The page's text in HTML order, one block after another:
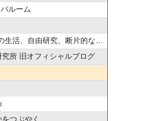
ルーム
、自由研究、断片的な思考の記録
所 旧オフィシャルブログ
つぶやく